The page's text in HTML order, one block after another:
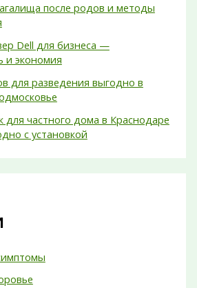
после родов и методы
Dell для бизнеса —
и экономия
для разведения выгодно в
для частного дома в Краснодаре
с установкой